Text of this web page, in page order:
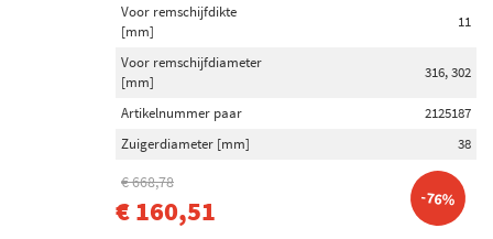
Voor remschijfdikte
[mm]
11
Voor remschijfdiameter
[mm]
316, 302
Artikelnummer paar
2125187
Zuigerdiameter [mm]
38
€ 668,78
€ 160,51 -76%